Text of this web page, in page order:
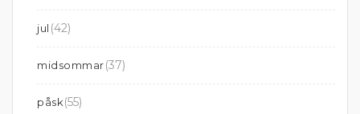
jul (42)
midsommar(37)
påsk(55)